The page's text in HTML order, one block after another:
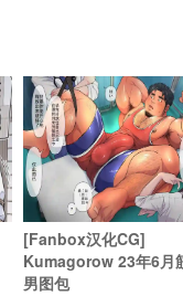
[Fanbox汉化CG]
Kumagorow 23年6月
男图包